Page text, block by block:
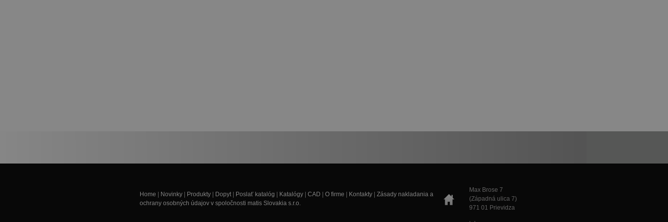
Home | Novinky | Produkty | Dopyt | Poslať katalóg | Katalógy | CAD | O firme | Kontakty | Zásady nakladania a
ochrany osobných údajov v spoločnosti matis Slovakia s.r.o.
Max Brose 7
(Západná ulica 7)
971 01 Prievidza